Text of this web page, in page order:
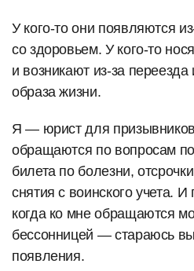
У кого-то они появляются
со здоровьем. У кого-то
и возникают из-за
образа жизни.
Я — юрист для
обращаются по вопросам
билета по болезни,
снятия с воинского учета.
когда ко мне обращаются
бессонницей — стараюсь
появления.